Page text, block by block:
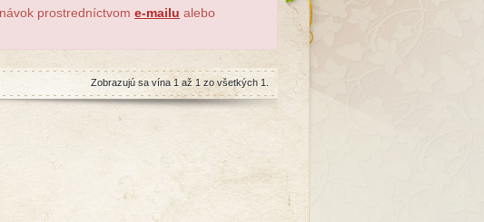
prostredníctvom e-mailu alebo
Zobrazujú sa vína 1 až 1 zo všetkých 1.